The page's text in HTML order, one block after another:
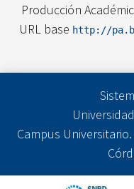
Producción
URL base http://
Campus